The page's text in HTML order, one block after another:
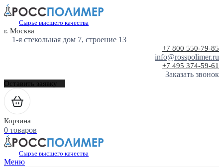
Сырье высшего качества
г. Москва
1-я стекольная дом 7, строение 13
+7 800 550-79-85
info@rosspolimer.ru
+7 495 374-59-61
Заказать звонок
Оставить заявку
Корзина
0 товаров
Сырье высшего качества
Меню